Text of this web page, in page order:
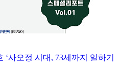
‘사오정 시대, 73세까지 일하기